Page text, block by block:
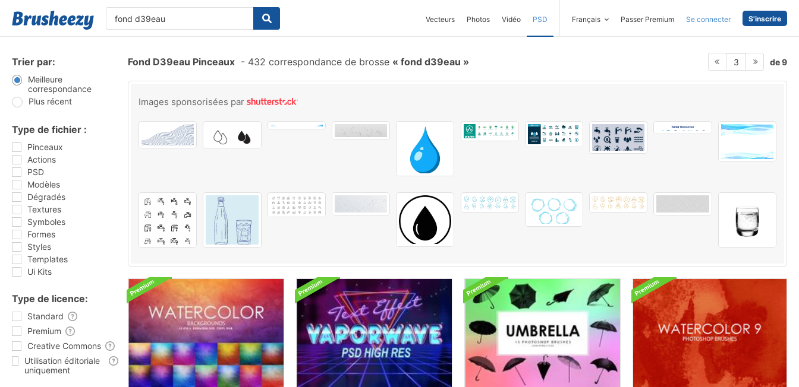
Vecteurs Photos Vidéo PSD Français Passer Premium Se connecter S'inscrire
Trier par:
Meilleure
correspondance
Plus récent
Type de fichier :
Pinceaux
Actions
PSD
Modèles
Dégradés
Textures
Symboles
Formes
Styles
Templates
Ui Kits
Type de licence:
Standard
Premium
Creative Commons
Utilisation éditoriale
uniquement
Fond D39eau Pinceaux - 432 correspondance de brosse fond d39eau 3 de 9
Images sponsorisées par